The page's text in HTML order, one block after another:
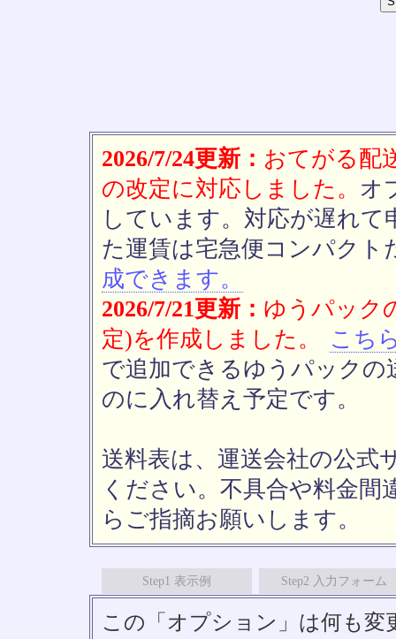
2026/7/24更新： おてがる配
の改定に対応しました。 オ
しています。対応が遅れ
た運賃は宅急便コンパクト
成できます。
2026/7/21更新： ゆうパック
定)を作成しました。
こち
で追加できるゆうパックの
のに入れ替え予定です。
送料表は、運送会社の公式
ください。不具合や料金間
らご指摘お願いします。
Step1 表示例 Step2 入力フォーム
この「オプション」は何も